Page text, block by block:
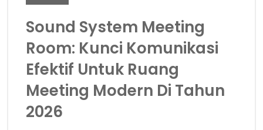
Sound System Meeting
Room: Kunci Komunikasi
Efektif Untuk Ruang
Meeting Modern Di Tahun
2026